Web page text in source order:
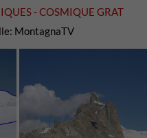
- COSMIQUE GRAT
MontagnaTV